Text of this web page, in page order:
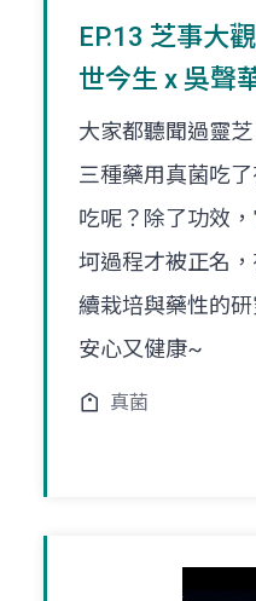
EP.13 芝事大
世今生 x 吳聲
大家都聽聞過靈
三種藥用真菌吃
吃呢？除了功效
坷過程才被正名
續栽培與藥性的
安心又健康~
真菌